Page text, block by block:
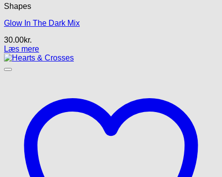
Shapes
Glow In The Dark Mix
30.00kr.
Læs mere